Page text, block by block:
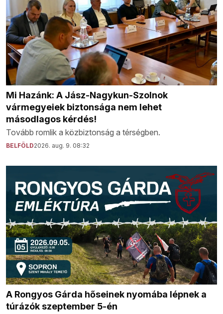
Mi Hazánk: A Jász-Nagykun-Szolnok
vármegyeiek biztonsága nem lehet
másodlagos kérdés!
Tovább romlik a közbiztonság a térségben.
BELFÖLD2026. aug. 9. 08:32
A Rongyos Gárda hőseinek nyomába lépnek a
túrázók szeptember 5-én